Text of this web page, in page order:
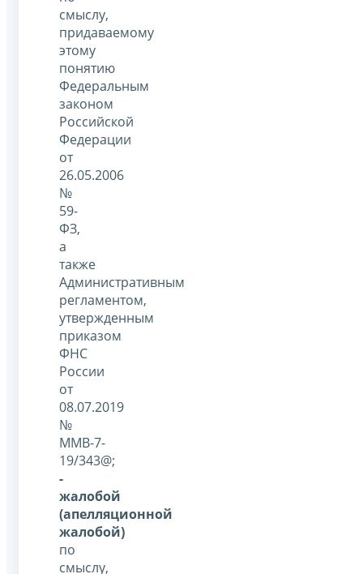
смыслу,
придаваемому
этому
понятию
Федеральным
законом
Российской
Федерации
от
26.05.2006
№
59-
ФЗ,
а
также
Административным
регламентом,
утвержденным
приказом
ФНС
России
от
08.07.2019
№
ММВ-7-
19/343@;
-
жалобой
(апелляционной
жалобой)
по
смыслу,